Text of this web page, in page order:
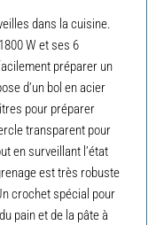
dans la cuisine.
W et ses 6
préparer un
d’un bol en acier
pour préparer
transparent pour
en surveillant l’état
est très robuste
crochet spécial pour
pain et de la pâte à